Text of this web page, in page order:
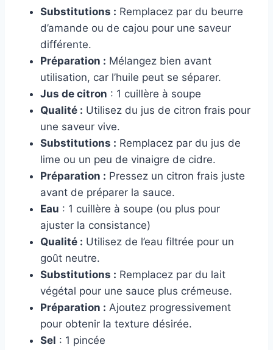
Substitutions : Remplacez par du beurre
d’amande ou de cajou pour une saveur
différente.
Préparation : Mélangez bien avant
utilisation, car l’huile peut se séparer.
Jus de citron : 1 cuillère à soupe
Qualité : Utilisez du jus de citron frais pour
une saveur vive.
Substitutions : Remplacez par du jus de
lime ou un peu de vinaigre de cidre.
Préparation : Pressez un citron frais juste
avant de préparer la sauce.
Eau : 1 cuillère à soupe (ou plus pour
ajuster la consistance)
Qualité : Utilisez de l’eau filtrée pour un
goût neutre.
Substitutions : Remplacez par du lait
végétal pour une sauce plus crémeuse.
Préparation : Ajoutez progressivement
pour obtenir la texture désirée.
Sel : 1 pincée